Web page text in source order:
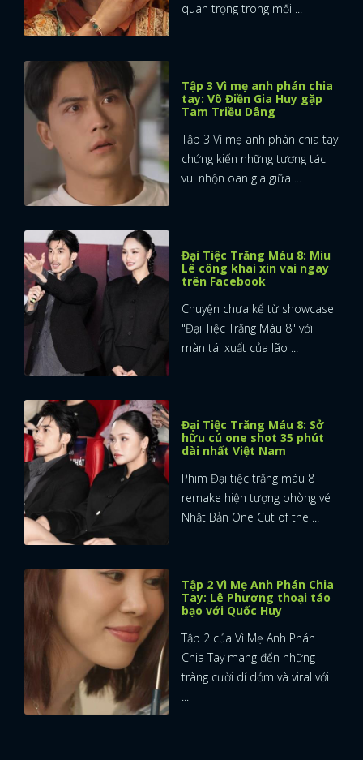
quan trọng trong mối ...
Tập 3 Vì mẹ anh phán chia
tay: Võ Điền Gia Huy gặp
Tam Triều Dâng
Tập 3 Vì mẹ anh phán chia tay
chứng kiến những tương tác
vui nhộn oan gia giữa ...
Đại Tiệc Trăng Máu 8: Miu
Lê công khai xin vai ngay
trên Facebook
Chuyện chưa kể từ showcase
"Đại Tiệc Trăng Máu 8" với
màn tái xuất của lão ...
Đại Tiệc Trăng Máu 8: Sở
hữu cú one shot 35 phút
dài nhất Việt Nam
Phim Đại tiệc trăng máu 8
remake hiện tượng phòng vé
Nhật Bản One Cut of the ...
Tập 2 Vì Mẹ Anh Phán Chia
Tay: Lê Phương thoại táo
bạo với Quốc Huy
Tập 2 của Vì Mẹ Anh Phán
Chia Tay mang đến những
tràng cười dí dỏm và viral với
...